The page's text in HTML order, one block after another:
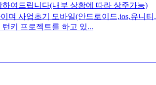
여드립니다(내부 상황에 따라 상주가능)
며 사업초기 모바일(안드로이드,ios,유니
키 프로젝트를 하고 있...
토리입니다 아래의